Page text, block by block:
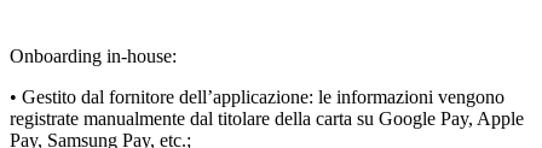
Onboarding in-house:
• Gestito dal fornitore dell’applicazione: le informazioni vengono
registrate manualmente dal titolare della carta su Google Pay, Apple
Pay, Samsung Pay, etc.;